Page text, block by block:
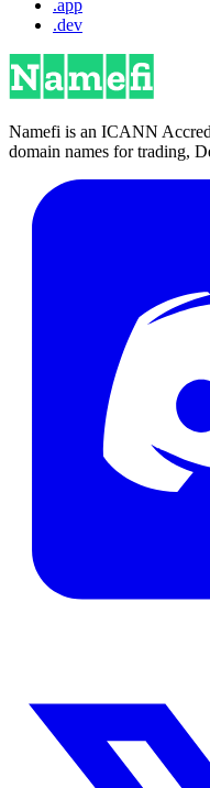
.app
.dev
Namefi is an ICANN
domain names for trading,